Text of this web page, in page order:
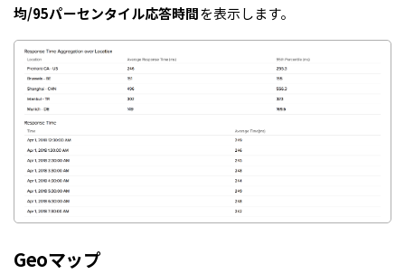
均/95パーセンタイル応答時間を表示します。
Geoマップ